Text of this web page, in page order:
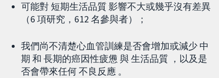
可能對 短期生活品質 影響不大或幾乎沒有差異
（6 項研究，612 名參與者）；
我們尚不清楚心血管訓練是否會增加或減少 中
期 和 長期的癌因性疲憊 與 生活品質 ，以及是
否會帶來任何 不良反應 。